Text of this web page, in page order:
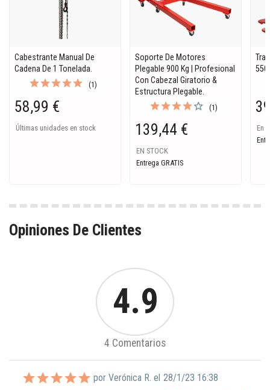
Cabestrante Manual De
Cadena De 1 Tonelada.
(1)
58,99 €
Últimas unidades en stock
Soporte De Motores
Plegable 900 Kg | Profesional
Con Cabezal Giratorio &
Estructura Plegable.
(1)
139,44 €
EN STOCK
Entrega GRATIS
550
En
Opiniones De Clientes
4.9
4 Comentarios
por Verónica R. el 28/1/23 16:38